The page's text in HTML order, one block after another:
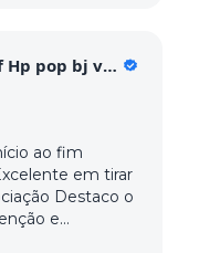
Caio Pudó por knvf Hp pop bj vc GC vc c
ao fim
em tirar
Destaco o
e
ainda